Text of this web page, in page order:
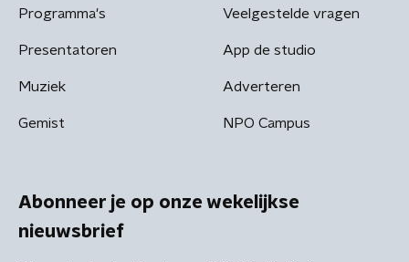
Programma's
Presentatoren
Muziek
Gemist
Veelgestelde vragen
App de studio
Adverteren
NPO Campus
Abonneer je op onze wekelijkse
nieuwsbrief